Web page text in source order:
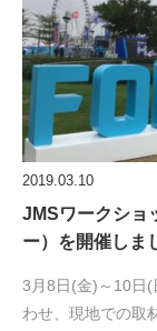
2019.03.10
JMSワークショ
ー）を開催しま
3月8日(金)～10日(
わせ、現地での取